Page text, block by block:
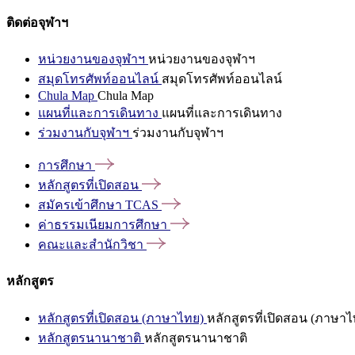
ติดต่อจุฬาฯ
หน่วยงานของจุฬาฯ หน่วยงานของจุฬาฯ
สมุดโทรศัพท์ออนไลน์ สมุดโทรศัพท์ออนไลน์
Chula Map Chula Map
แผนที่และการเดินทาง แผนที่และการเดินทาง
ร่วมงานกับจุฬาฯ ร่วมงานกับจุฬาฯ
การศึกษา
หลักสูตรที่เปิดสอน
สมัครเข้าศึกษา TCAS
ค่าธรรมเนียมการศึกษา
คณะและสำนักวิชา
หลักสูตร
หลักสูตรที่เปิดสอน (ภาษาไทย) หลักสูตรที่เปิดสอน (ภาษาไ
หลักสูตรนานาชาติ หลักสูตรนานาชาติ